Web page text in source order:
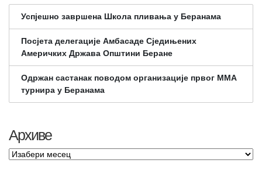
Успјешно завршена Школа пливања у Беранама
Посјета делегације Амбасаде Сједињених
Америчких Држава Општини Беране
Одржан састанак поводом организације првог ММА
турнира у Беранама
Архиве